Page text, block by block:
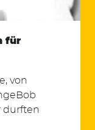
für
von
durften